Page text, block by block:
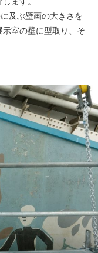
及ぶ壁画の大きさを
室の壁に型取り、そ